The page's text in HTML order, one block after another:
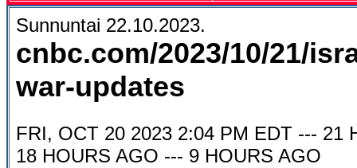
Sunnuntai 22.10.2023.
cnbc.com/2023/10/21/
war-updates
FRI, OCT 20 2023 2:04 PM EDT --- 21
18 HOURS AGO --- 9 HOURS AGO